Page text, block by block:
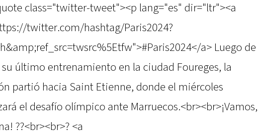
class="twitter-tweet"><p lang="es" dir="ltr"><a
twitter.com/hashtag/Paris2024?
a> Luego de
último entrenamiento en la ciudad Foureges, la
partió hacia Saint Etienne, donde el miércoles
el desafío olímpico ante Marruecos.<br><br>¡Vamos,
??<br><br>? <a